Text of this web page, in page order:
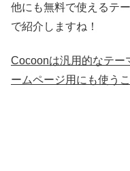
他にも無料で使えるテ
で紹介しますね！
Cocoonは汎用的なテー
ームページ用にも使う